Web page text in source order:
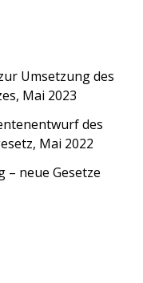
Umsetzung des
Mai 2023
des
Mai 2022
– neue Gesetze